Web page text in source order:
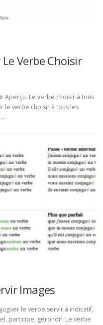
Verbe Choisir
Aperçu. Le verbe choisir à tous
le verbe choisir à tous les
Images
le verbe servir à indicatif,
participe, gérondif. Le verbe